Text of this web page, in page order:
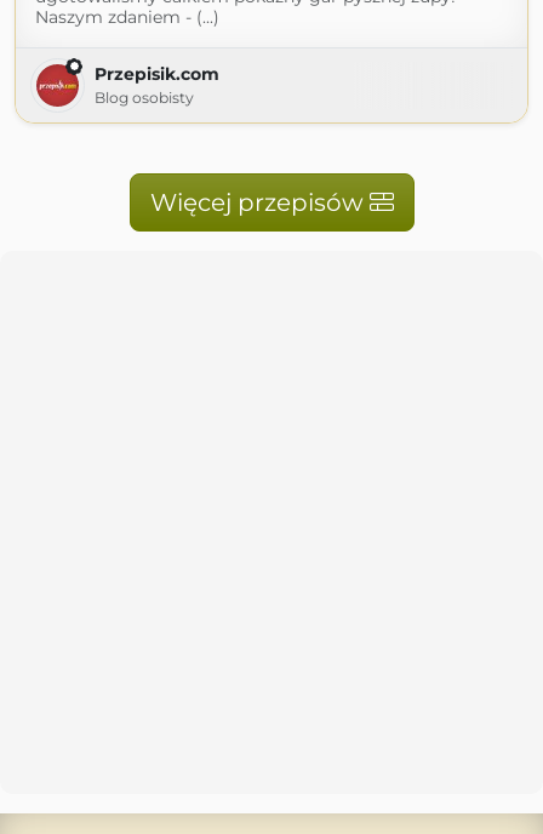
Naszym zdaniem - (...)
Przepisik.com
Blog osobisty
Więcej przepisów